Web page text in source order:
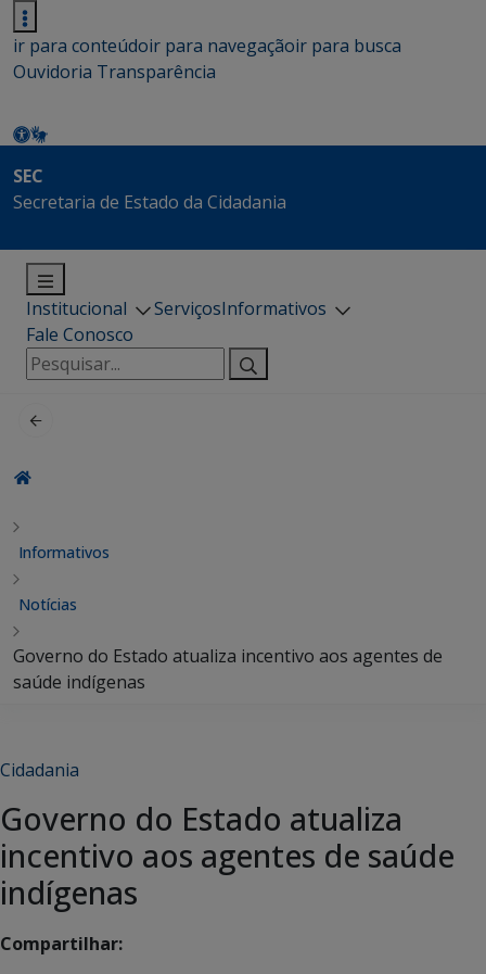
ir para conteúdoir para navegaçãoir para busca
Ouvidoria Transparência
SEC
Secretaria de Estado da Cidadania
Institucional ServiçosInformativos
Fale Conosco
Pesquisar
por:
Informativos
Notícias
Governo do Estado atualiza incentivo aos agentes de
saúde indígenas
Cidadania
Governo do Estado atualiza
incentivo aos agentes de saúde
indígenas
Compartilhar: